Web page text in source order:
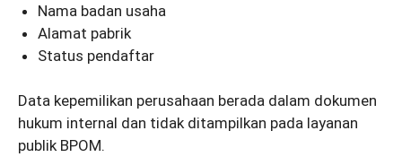
Nama badan usaha
Alamat pabrik
Status pendaftar
Data kepemilikan perusahaan berada dalam dokumen
hukum internal dan tidak ditampilkan pada layanan
publik BPOM.